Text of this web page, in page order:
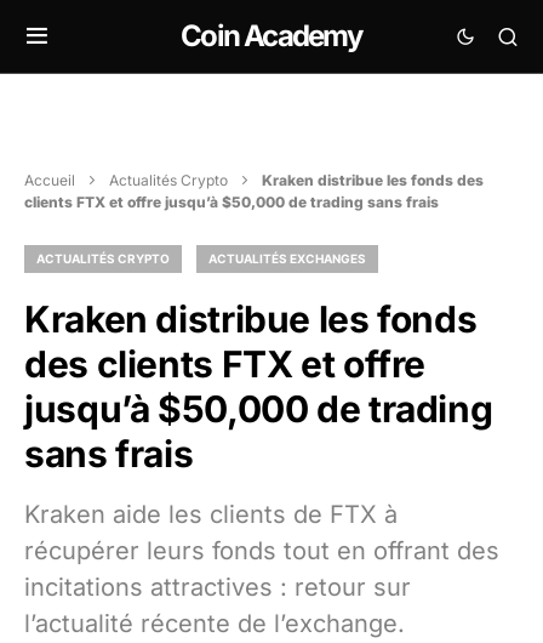
Coin Academy
Accueil Actualités Crypto
Kraken distribue les fonds des
clients FTX et offre jusqu’à $50,000 de trading sans frais
ACTUALITÉS CRYPTO ACTUALITÉS EXCHANGES
Kraken distribue les fonds
des clients FTX et offre
jusqu’à $50,000 de trading
sans frais
Kraken aide les clients de FTX à
récupérer leurs fonds tout en offrant des
incitations attractives : retour sur
l’actualité récente de l’exchange.